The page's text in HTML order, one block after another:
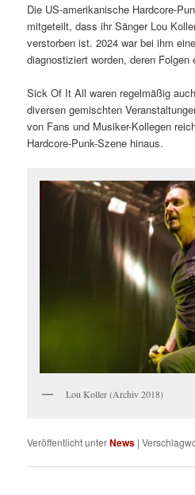
Die US-amerikanische Hardcore-
mitgeteilt, dass ihr Sänger Lou
verstorben ist. 2024 war bei ihm
diagnostiziert worden, deren Folgen
Sick Of It All waren regelmäßig
diversen gemischten
von Fans und Musiker-Kollegen
Hardcore-Punk-Szene hinaus.
Lou Koller (Archiv 2018)
Veröffentlicht unterNews |